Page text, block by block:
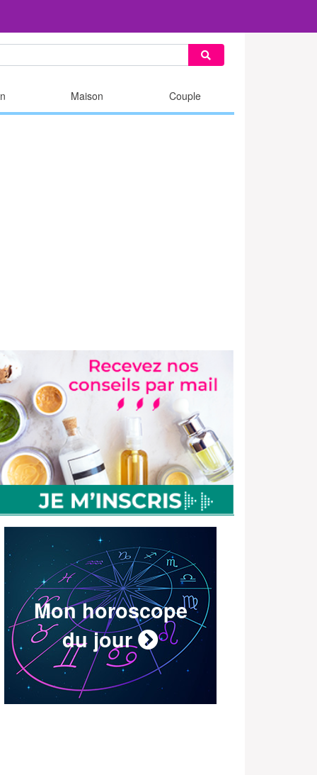
Maison Couple
Mon horoscope
du jour